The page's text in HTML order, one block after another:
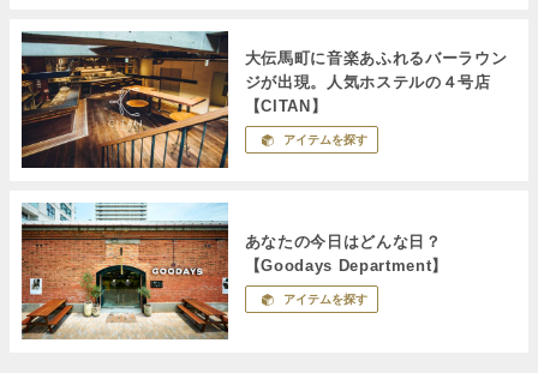
大伝馬町に音楽あふれるバーラウン
ジが出現。人気ホステルの４号店
【CITAN】
アイテムを探す
あなたの今日はどんな日？
【Goodays Department】
アイテムを探す